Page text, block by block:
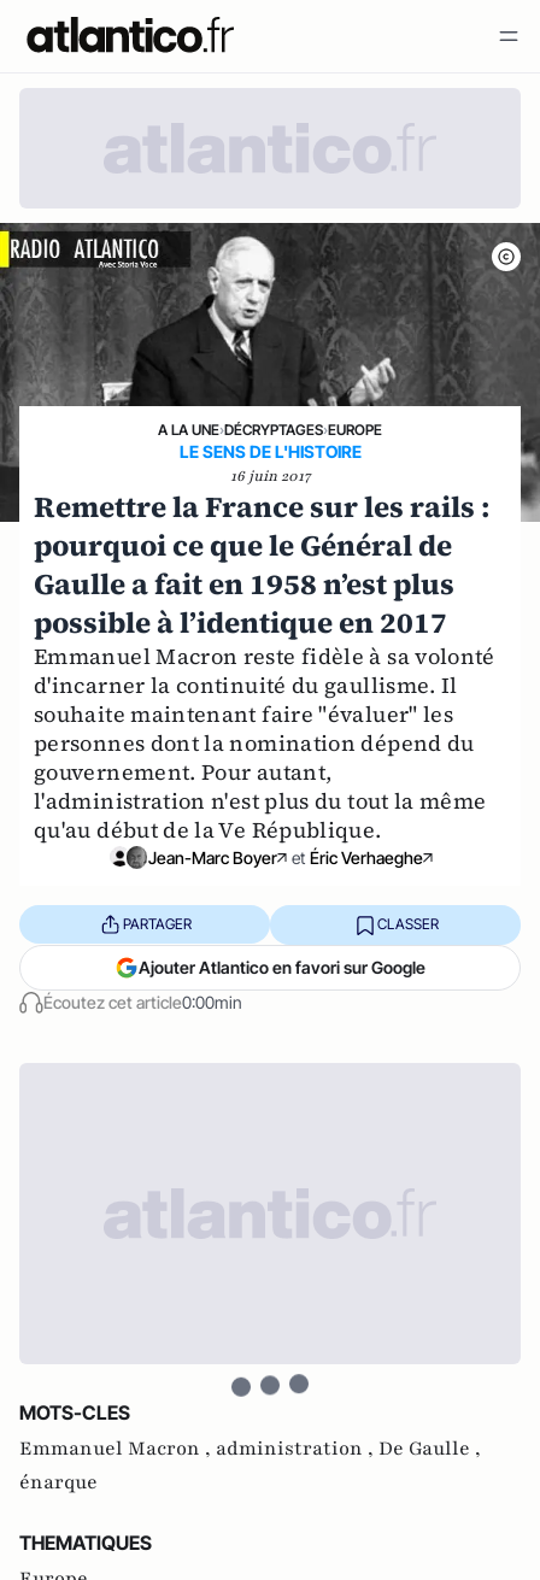
A LA UNE›DÉCRYPTAGES›EUROPE
LE SENS DE L'HISTOIRE
16 juin 2017
Remettre la France sur les rails :
pourquoi ce que le Général de
Gaulle a fait en 1958 n’est plus
possible à l’identique en 2017
Emmanuel Macron reste fidèle à sa volonté
d'incarner la continuité du gaullisme. Il
souhaite maintenant faire "évaluer" les
personnes dont la nomination dépend du
gouvernement. Pour autant,
l'administration n'est plus du tout la même
qu'au début de la Ve République.
Jean-Marc Boyer et Éric Verhaeghe
Écoutez cet article0:00min
PARTAGER CLASSER
Ajouter Atlantico en favori sur Google
MOTS-CLES
Emmanuel Macron , administration , De Gaulle ,
énarque
THEMATIQUES